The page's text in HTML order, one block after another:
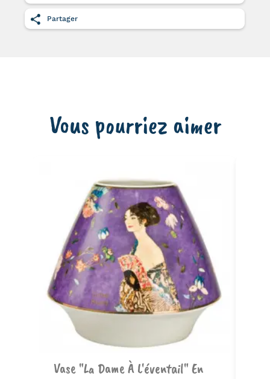
Partager
Vous pourriez aimer
Vase "La Dame À L'éventail" En
Ajouter au panier